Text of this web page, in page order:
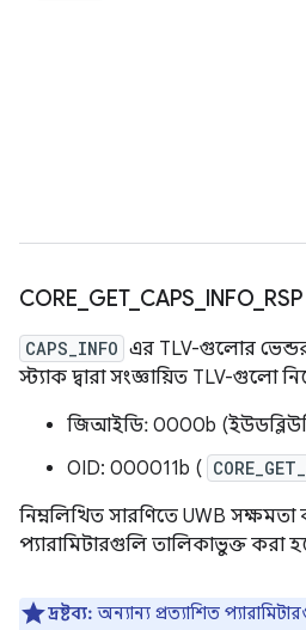
CORE GET_ CAPS INFO RSP
CAPS_INFO এর TLV-গুলোর
স্ট্যাক দ্বারা সংজ্ঞায়িত TLV-গুলো
জিআইডি: 0000b
OID: 000011b (
নিম্নলিখিত সারণিতে UWB সক্ষমতা
প্যারামিটারগুলি তালিকাভুক্ত করা
দ্রষ্টব্য: অন্যান্য প্রত্যাশিত